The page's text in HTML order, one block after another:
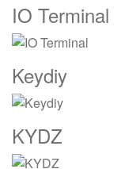
IO Terminal
Keydiy
KYDZ